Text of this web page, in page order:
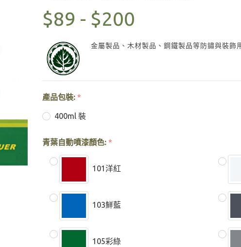
$89 - $200
金屬製品、木材製品、鋼鐵製品等防鏽與裝飾
產品包裝: *
400ml 裝
青葉自動噴漆顏色: *
101洋紅
103鮮藍
105彩綠